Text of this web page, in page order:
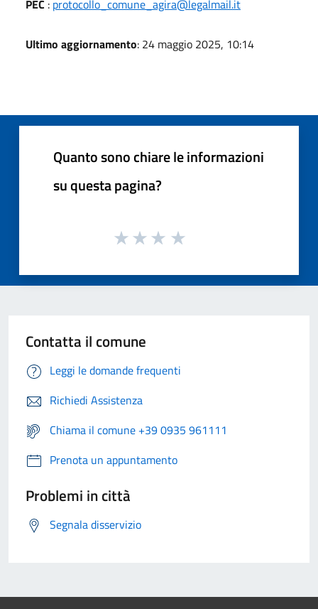
PEC : protocollo_comune_agira@legalmail.it
Ultimo aggiornamento: 24 maggio 2025, 10:14
Quanto sono chiare le informazioni
su questa pagina?
Contatta il comune
Leggi le domande frequenti
Richiedi Assistenza
Chiama il comune +39 0935 961111
Prenota un appuntamento
Problemi in città
Segnala disservizio